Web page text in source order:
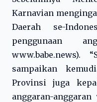
Karnavian
Daerah se-
penggunaan
www.babe.news).
sampaikan
Provinsi juga
anggaran-